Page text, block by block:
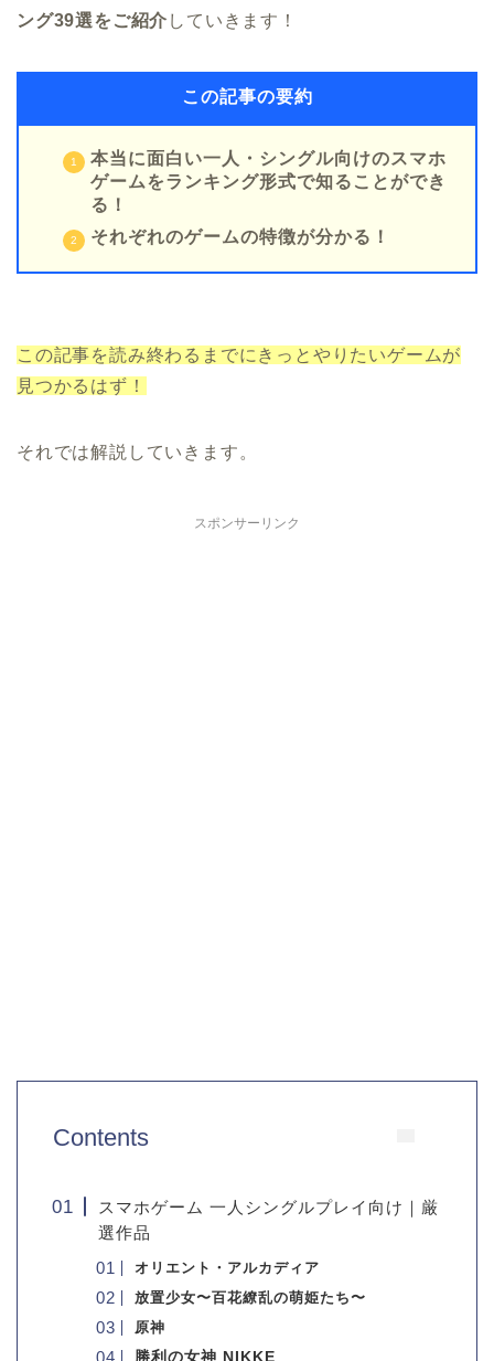
ング39選をご紹介 していきます！
この記事の要約
本当に面白い一人・シングル向けのスマホ
ゲームをランキング形式で知ることができ
る！
それぞれのゲームの特徴が分かる！
この記事を読み終わるまでにきっとやりたいゲームが
見つかるはず！
それでは解説していきます。
スポンサーリンク
Contents
スマホゲーム 一人シングルプレイ向け｜厳
選作品
オリエント・アルカディア
放置少女〜百花繚乱の萌姫たち〜
原神
勝利の女神 NIKKE